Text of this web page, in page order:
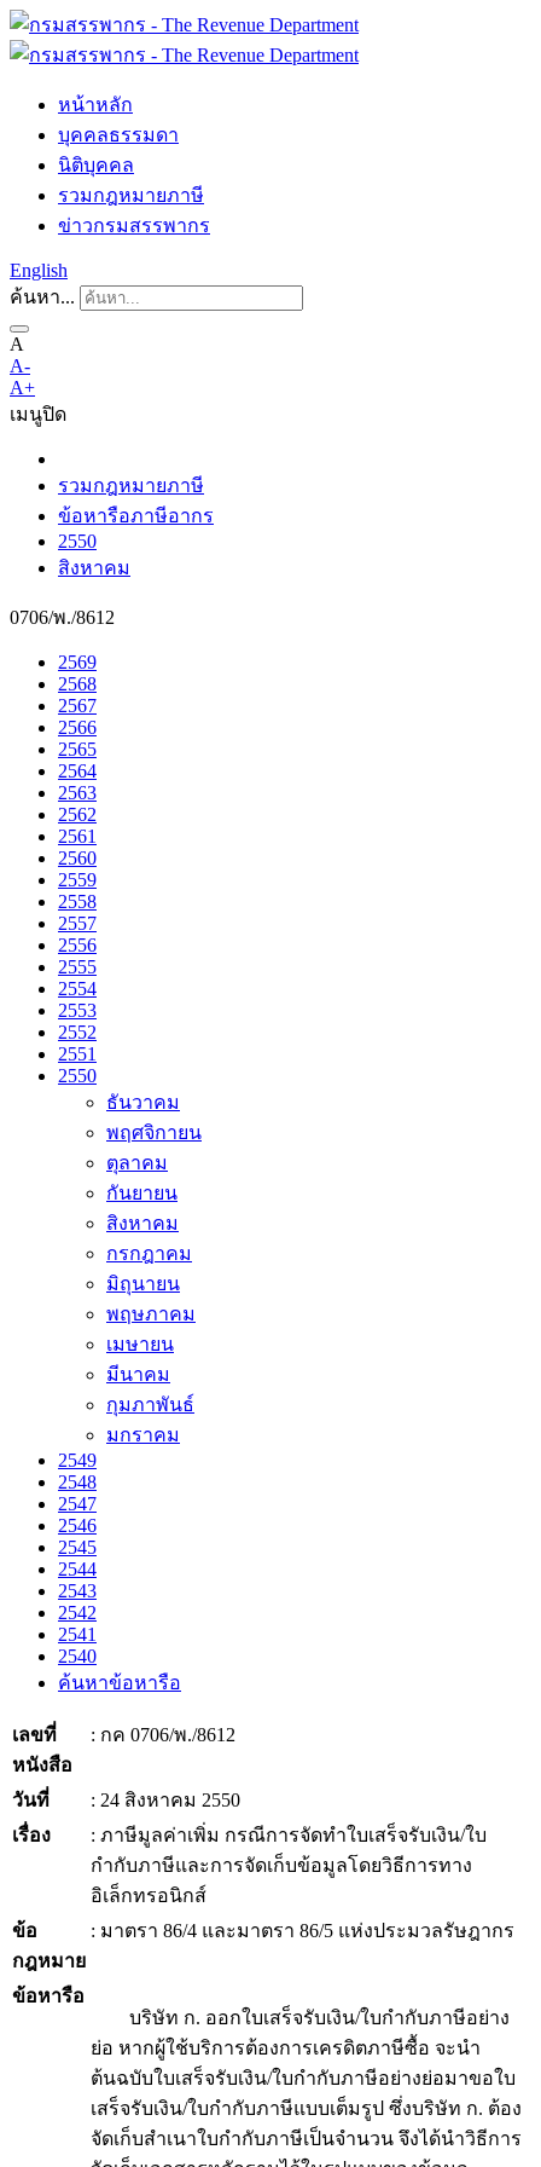
หน้าหลัก
บุคคลธรรมดา
นิติบุคคล
รวมกฎหมายภาษี
ข่าวกรมสรรพากร
English
ค้นหา...
A
A-
A+
เมนูปิด
รวมกฎหมายภาษี
ข้อหารือภาษีอากร
2550
สิงหาคม
0706/พ./8612
2569
2568
2567
2566
2565
2564
2563
2562
2561
2560
2559
2558
2557
2556
2555
2554
2553
2552
2551
2550
ธันวาคม
พฤศจิกายน
ตุลาคม
กันยายน
สิงหาคม
กรกฎาคม
มิถุนายน
พฤษภาคม
เมษายน
มีนาคม
กุมภาพันธ์
มกราคม
2549
2548
2547
2546
2545
2544
2543
2542
2541
2540
ค้นหาข้อหารือ
เลขที่
หนังสือ
: กค 0706/พ./8612
วันที่
: 24 สิงหาคม 2550
เรื่อง
: ภาษีมูลค่าเพิ่ม กรณีการจัดทำใบเสร็จรับเงิน/ใบ
กำกับภาษีและการจัดเก็บข้อมูลโดยวิธีการทาง
อิเล็กทรอนิกส์
ข้อ
กฎหมาย
: มาตรา 86/4 และมาตรา 86/5 แห่งประมวลรัษฎากร
ข้อหารือ
บริษัท ก. ออกใบเสร็จรับเงิน/ใบกำกับภาษีอย่าง
ย่อ หากผู้ใช้บริการต้องการเครดิตภาษีซื้อ จะนำ
ต้นฉบับใบเสร็จรับเงิน/ใบกำกับภาษีอย่างย่อมาขอใบ
เสร็จรับเงิน/ใบกำกับภาษีแบบเต็มรูป ซึ่งบริษัท ก. ต้อง
จัดเก็บสำเนาใบกำกับภาษีเป็นจำนวน จึงได้นำวิธีการ